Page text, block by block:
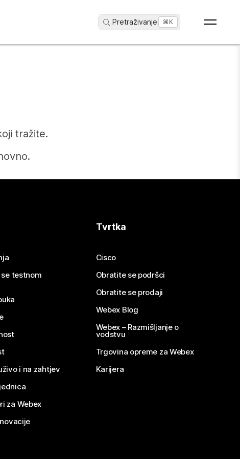
Pretraživanje... ⌘K
tražite.
testnom
i na zahtjev
za Webex
Tvrtka
Cisco
Obratite se podršci
Obratite se prodaji
Webex Blog
Webex – Razmišljanje o
vodstvu
Trgovina opreme za Webex
Karijera